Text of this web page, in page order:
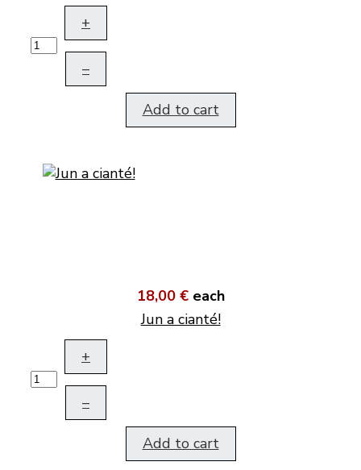
+
–
Add to cart
18,00 € each
Jun a cianté!
+
–
Add to cart